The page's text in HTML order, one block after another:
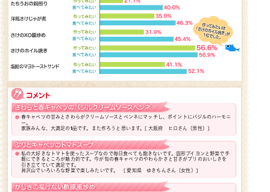
春キャベツの甘みとさわらがクリームソースとペンネにマッチし、ポイントにバジルのハーモニ
ー。
家族みんな、大満足の1品です。また作ろうと思います。[ 大阪府 ヒロさん（男性）]
私の大好きなトマトを使ったスープなので毎日食べても飽きないです。固形ブイヨンと野菜で手
軽にできるところが魅力的です。今が旬の春キャベツのやわらかさと甘さがブリのおいしさを
引き立てていて満足です。
具沢山でいろいろな野菜で楽しみたいです。 [ 愛知県 ゆきちんさん（女性）]